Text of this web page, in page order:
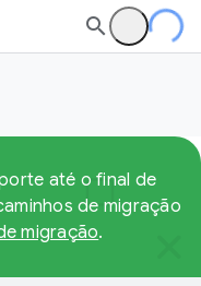
até o final de
de migração
migração.